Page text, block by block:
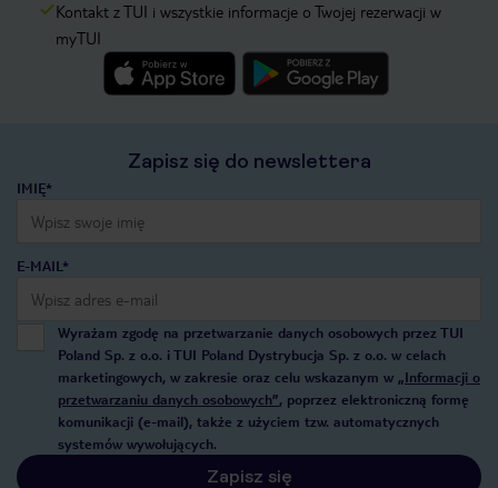
Kontakt z TUI i wszystkie informacje o Twojej rezerwacji w
myTUI
Zapisz się do newslettera
IMIĘ*
E-MAIL*
Wyrażam zgodę na przetwarzanie danych osobowych przez TUI
Poland Sp. z o.o. i TUI Poland Dystrybucja Sp. z o.o. w celach
marketingowych, w zakresie oraz celu wskazanym w „Informacji o
przetwarzaniu danych osobowych”, poprzez elektroniczną formę
komunikacji (e-mail), także z użyciem tzw. automatycznych
systemów wywołujących.
Zapisz się